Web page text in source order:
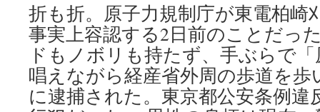
折も折。原子力規制庁が東電柏崎
事実上容認する2日前のことだっ
ドもノボリも持たず、手ぶらで
唱えながら経産省外周の歩道を
に逮捕された。東京都公安条例違